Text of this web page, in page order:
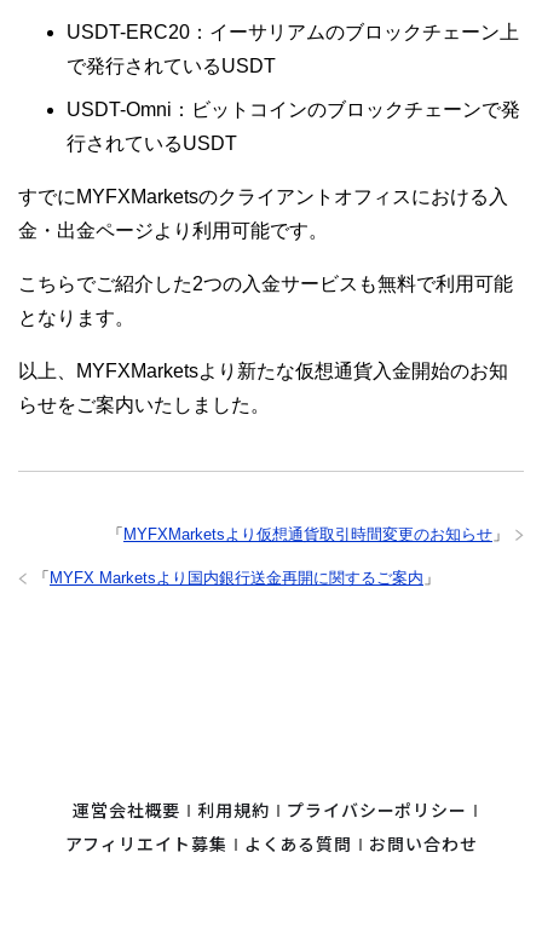
USDT-ERC20：イーサリアムのブロックチェーン上
で発行されているUSDT
USDT-Omni：ビットコインのブロックチェーンで発
行されているUSDT
すでにMYFXMarketsのクライアントオフィスにおける入
金・出金ページより利用可能です。
こちらでご紹介した2つの入金サービスも無料で利用可能
となります。
以上、MYFXMarketsより新たな仮想通貨入金開始のお知
らせをご案内いたしました。
「 MYFXMarketsより仮想通貨取引時間変更のお知らせ 」
「 MYFX Marketsより国内銀行送金再開に関するご案内 」
運営会社概要 利用規約
プライバシーポリシー
アフィリエイト募集
よくある質問 お問い合わせ